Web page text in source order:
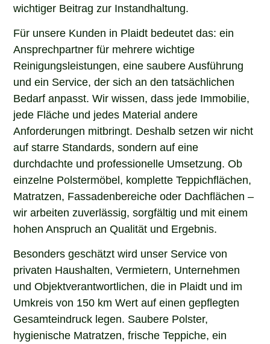
wichtiger Beitrag zur Instandhaltung.
Für unsere Kunden in Plaidt bedeutet das: ein
Ansprechpartner für mehrere wichtige
Reinigungsleistungen, eine saubere Ausführung
und ein Service, der sich an den tatsächlichen
Bedarf anpasst. Wir wissen, dass jede Immobilie,
jede Fläche und jedes Material andere
Anforderungen mitbringt. Deshalb setzen wir nicht
auf starre Standards, sondern auf eine
durchdachte und professionelle Umsetzung. Ob
einzelne Polstermöbel, komplette Teppichflächen,
Matratzen, Fassadenbereiche oder Dachflächen –
wir arbeiten zuverlässig, sorgfältig und mit einem
hohen Anspruch an Qualität und Ergebnis.
Besonders geschätzt wird unser Service von
privaten Haushalten, Vermietern, Unternehmen
und Objektverantwortlichen, die in Plaidt und im
Umkreis von 150 km Wert auf einen gepflegten
Gesamteindruck legen. Saubere Polster,
hygienische Matratzen, frische Teppiche, ein